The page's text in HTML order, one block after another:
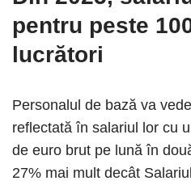
pentru peste
lucrători
Personalul de bază va
reflectată în salariul lor cu
de euro brut pe lună în
27% mai mult decât